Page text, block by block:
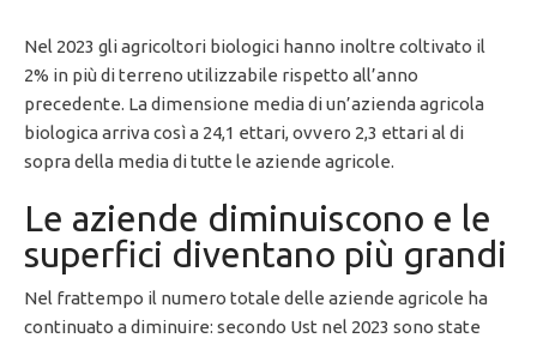
Nel 2023 gli agricoltori biologici hanno inoltre coltivato il
2% in più di terreno utilizzabile rispetto all’anno
precedente. La dimensione media di un’azienda agricola
biologica arriva così a 24,1 ettari, ovvero 2,3 ettari al di
sopra della media di tutte le aziende agricole.
Le aziende diminuiscono e le
superfici diventano più grandi
Nel frattempo il numero totale delle aziende agricole ha
continuato a diminuire: secondo Ust nel 2023 sono state